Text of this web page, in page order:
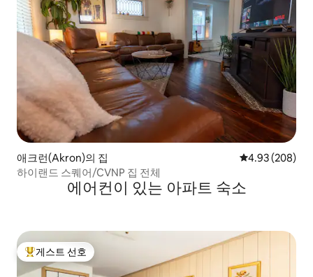
애크런(Akron)의 집 평점 4.93점(5
4.93 (208)
하이랜드 스퀘어/CVNP 집 전체
에어컨이 있는 아파트 숙소
상위 게스트 선호
게스트 선호